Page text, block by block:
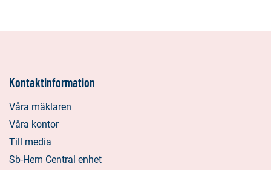
Kontaktinformation
Våra mäklaren
Våra kontor
Till media
Sb-Hem Central enhet